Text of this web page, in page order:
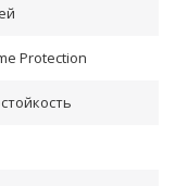
Protection